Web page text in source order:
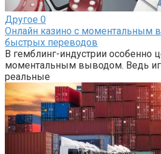
Другое 0
Онлайн казино с моментальным
быстрых переводов
В гемблинг-индустрии особенно
моментальным выводом. Ведь
реальные